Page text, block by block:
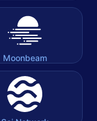
Moonbeam